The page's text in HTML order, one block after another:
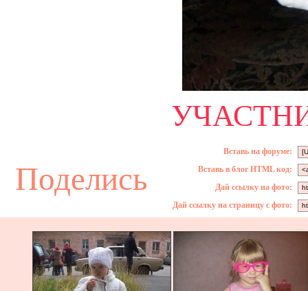
Поделись
Вставь на форуме:
Вставь в блог HTML код:
Дай ссылку на фото:
Дай ссылку на страницу с фото: